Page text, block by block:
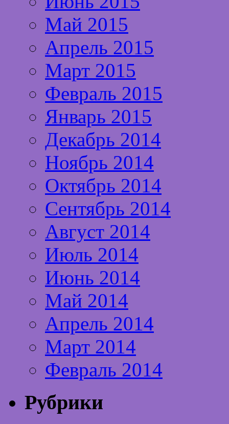
Май 2015
Апрель 2015
Март 2015
Февраль 2015
Январь 2015
Декабрь 2014
Ноябрь 2014
Октябрь 2014
Сентябрь 2014
Август 2014
Июль 2014
Июнь 2014
Май 2014
Апрель 2014
Март 2014
Февраль 2014
Рубрики